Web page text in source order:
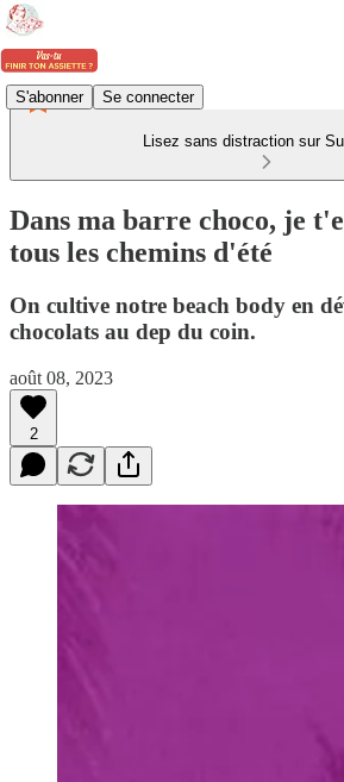
S'abonner Se connecter
Lisez sans distraction sur
Dans ma barre choco, je
tous les chemins d'été
On cultive notre beach body en
chocolats au dep du coin.
août 08, 2023
2